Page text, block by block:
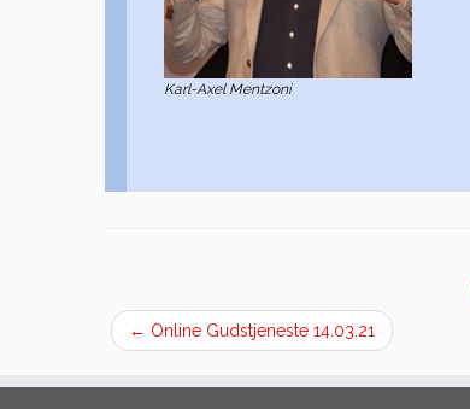
Karl-Axel Mentzoni
← Online Gudstjeneste 14.03.21